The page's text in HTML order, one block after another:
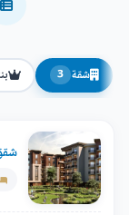
شقة 3
شقق